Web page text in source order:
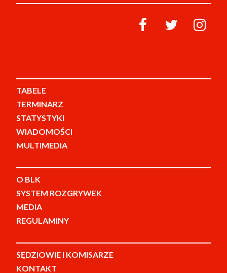
TABELE
TERMINARZ
STATYSTYKI
WIADOMOŚCI
MULTIMEDIA
O BLK
SYSTEM ROZGRYWEK
MEDIA
REGULAMINY
SĘDZIOWIE I KOMISARZE
KONTAKT